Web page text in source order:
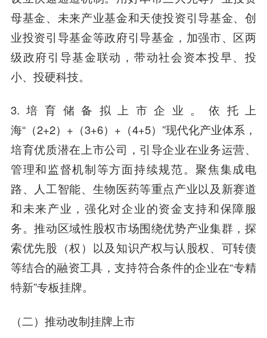
母基金、未来产业基金和天使投资引导基金、创
业投资引导基金等政府引导基金，加强市、区两
级政府引导基金联动，带动社会资本投早、投
小、投硬科技。
3.培育储备拟上市企业。依托上
海“（2+2）+（3+6）+（4+5）”现代化产业体系，
培育优质潜在上市公司，引导企业在业务运营、
管理和监督机制等方面持续规范。聚焦集成电
路、人工智能、生物医药等重点产业以及新赛道
和未来产业，强化对企业的资金支持和保障服
务。推动区域性股权市场围绕优势产业集群，探
索优先股（权）以及知识产权与认股权、可转债
等结合的融资工具，支持符合条件的企业在“专精
特新”专板挂牌。
（二）推动改制挂牌上市